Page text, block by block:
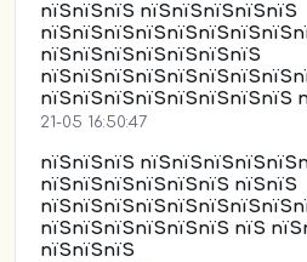
пїЅпїЅпїЅ пїЅпїЅпїЅпїЅпїЅ
пїЅпїЅпїЅпїЅпїЅпїЅпїЅ
пїЅпїЅпїЅпїЅпїЅпїЅпїЅпїЅ
21-05 16:50:47
пїЅпїЅпїЅ
пїЅпїЅпїЅпїЅпїЅпїЅ пїЅпїЅ
пїЅпїЅпїЅпїЅпїЅпїЅ пїЅ
пїЅпїЅпїЅ